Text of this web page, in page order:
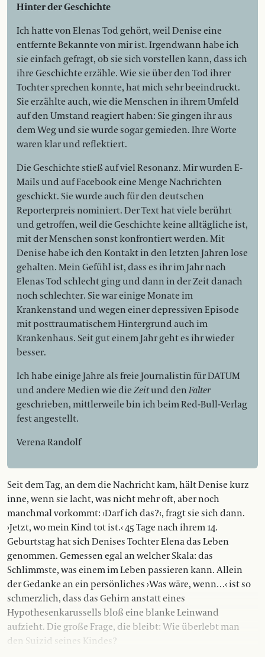
Hinter der Geschichte
Ich hatte von Elenas Tod gehört, weil Denise eine
entfernte Bekannte von mir ist. Irgendwann habe ich
sie einfach gefragt, ob sie sich vorstellen kann, dass ich
ihre Geschichte erzähle. Wie sie über den Tod ihrer
Tochter sprechen konnte, hat mich sehr beeindruckt.
Sie erzählte auch, wie die Menschen in ihrem Umfeld
auf den Umstand reagiert haben: Sie gingen ihr aus
dem Weg und sie wurde sogar gemieden. Ihre Worte
waren klar und reflektiert.
Die Geschichte stieß auf viel Resonanz. Mir wurden E-
Mails und auf Facebook eine Menge Nachrichten
geschickt. Sie wurde auch für den deutschen
Reporterpreis nominiert. Der Text hat viele berührt
und getroffen, weil die Geschichte keine alltägliche ist,
mit der Menschen sonst konfrontiert werden. Mit
Denise habe ich den Kontakt in den letzten Jahren lose
gehalten. Mein Gefühl ist, dass es ihr im Jahr nach
Elenas Tod schlecht ging und dann in der Zeit danach
noch schlechter. Sie war einige Monate im
Krankenstand und wegen einer depressiven Episode
mit posttraumatischem Hintergrund auch im
Krankenhaus. Seit gut einem Jahr geht es ihr wieder
besser.
Ich habe einige Jahre als freie Journalistin für DATUM
und andere Medien wie die Zeitund denFalter
geschrieben, mittlerweile bin ich beim Red-Bull-Verlag
fest angestellt.
Verena Randolf
Seit dem Tag, an dem die Nachricht kam, hält Denise kurz
inne, wenn sie lacht, was nicht mehr oft, aber noch
manchmal vorkommt: ›Darf ich das?‹, fragt sie sich dann.
›Jetzt, wo mein Kind tot ist.‹ 45 Tage nach ihrem 14.
Geburtstag hat sich Denises Tochter Elena das Leben
genommen. Gemessen egal an welcher Skala: das
Schlimmste, was einem im Leben passieren kann. Allein
der Gedanke an ein persönliches ›Was wäre, wenn…‹ ist so
schmerzlich, dass das Gehirn anstatt eines
Hypothesenkarussells bloß eine blanke Leinwand
aufzieht. Die große Frage, die bleibt: Wie überlebt man
den Suizid seines Kindes?